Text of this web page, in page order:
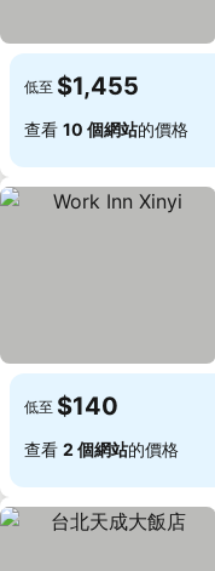
低至 $1,455
查看 10 個網站的價格
低至 $140
查看 2 個網站的價格